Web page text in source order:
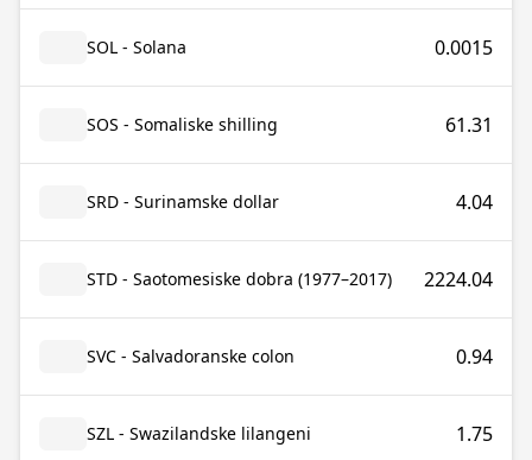
SOL - Solana 0.0015
SOS - Somaliske shilling 61.31
SRD - Surinamske dollar 4.04
STD - Saotomesiske dobra (1977–2017) 2224.04
SVC - Salvadoranske colon 0.94
SZL - Swazilandske lilangeni 1.75